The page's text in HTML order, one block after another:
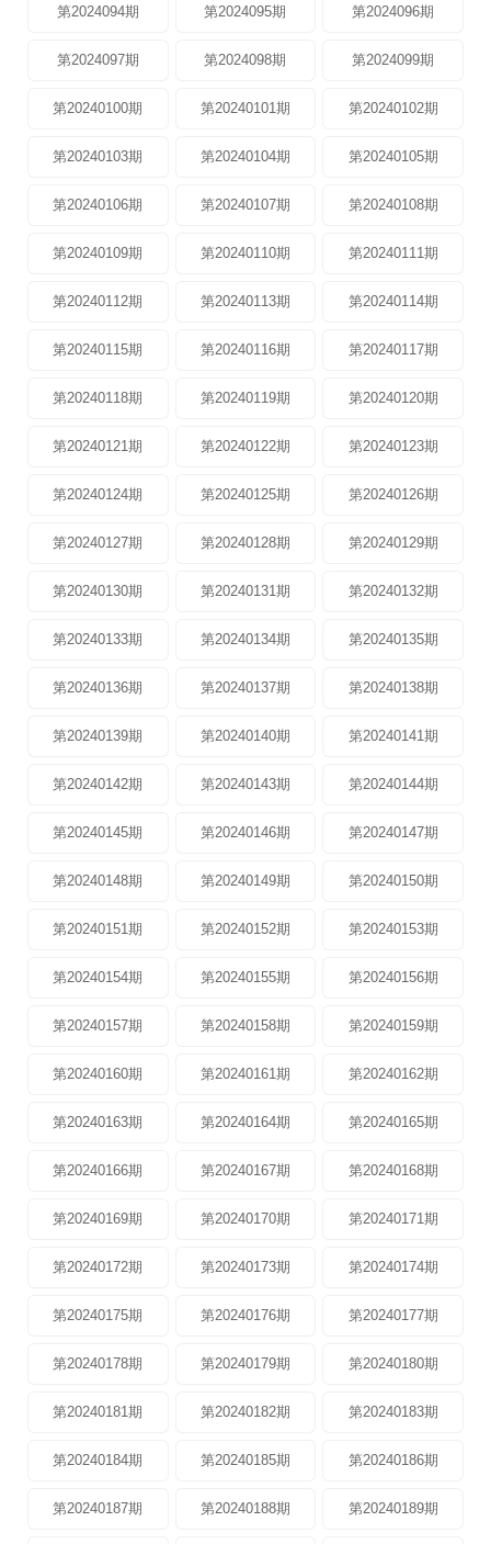
第2024094期 第2024095期 第2024096期
第2024097期 第2024098期 第2024099期
第20240100期 第20240101期 第20240102期
第20240103期 第20240104期 第20240105期
第20240106期 第20240107期 第20240108期
第20240109期 第20240110期 第20240111期
第20240112期 第20240113期 第20240114期
第20240115期 第20240116期 第20240117期
第20240118期 第20240119期 第20240120期
第20240121期 第20240122期 第20240123期
第20240124期 第20240125期 第20240126期
第20240127期 第20240128期 第20240129期
第20240130期 第20240131期 第20240132期
第20240133期 第20240134期 第20240135期
第20240136期 第20240137期 第20240138期
第20240139期 第20240140期 第20240141期
第20240142期 第20240143期 第20240144期
第20240145期 第20240146期 第20240147期
第20240148期 第20240149期 第20240150期
第20240151期 第20240152期 第20240153期
第20240154期 第20240155期 第20240156期
第20240157期 第20240158期 第20240159期
第20240160期 第20240161期 第20240162期
第20240163期 第20240164期 第20240165期
第20240166期 第20240167期 第20240168期
第20240169期 第20240170期 第20240171期
第20240172期 第20240173期 第20240174期
第20240175期 第20240176期 第20240177期
第20240178期 第20240179期 第20240180期
第20240181期 第20240182期 第20240183期
第20240184期 第20240185期 第20240186期
第20240187期 第20240188期 第20240189期